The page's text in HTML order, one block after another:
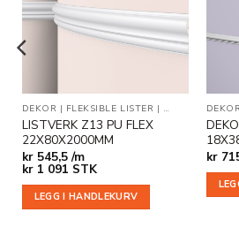
ønskeliste
DEKOR | FLEKSIBLE LISTER | VEGG- OG
LISTVERK Z13 PU FLEX
22X80X2000MM
kr545,5 /m
kr1 091 STK
LEGG I HANDLEKURV
DEKOR
kr